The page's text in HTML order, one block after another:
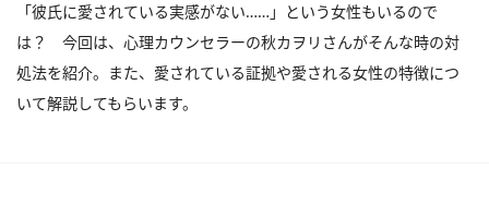
「彼氏に愛されている実感がない……」という女性もいるので
は？ 今回は、心理カウンセラーの秋カヲリさんがそんな時の対
処法を紹介。また、愛されている証拠や愛される女性の特徴につ
いて解説してもらいます。